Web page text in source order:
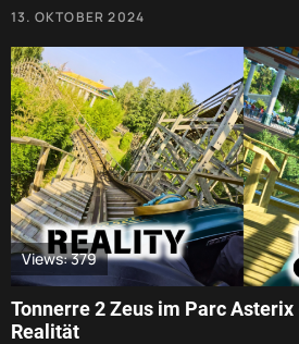
13. OKTOBER 2024
Views: 379
Tonnerre 2 Zeus im Parc
Realität